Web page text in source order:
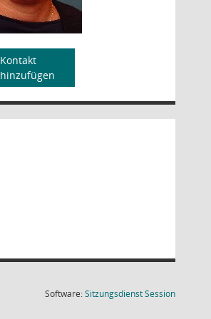
Kontakt
hinzufügen
Software:SitzungsdienstSession(Wird in